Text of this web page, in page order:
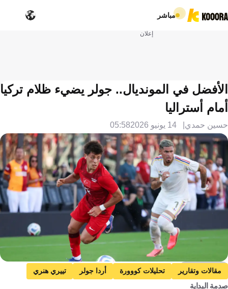
مباشر
إعلان
الأفضل في المونديال.. جولر يضيء ظلام تركيا
أمام أستراليا
حسين حمدي 14 يونيو 2026 05:58
Getty Images
مقالات وتقارير تحليلات كووورة أردا جولر
تييري هنري
فينتشينزو مونتيلا
صدمة البداية